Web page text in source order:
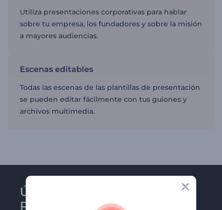
Utiliza presentaciones corporativas para hablar
sobre tu empresa, los fundadores y sobre la misión
a mayores audiencias.
Escenas editables
Todas las escenas de las plantillas de presentación
se pueden editar fácilmente con tus guiones y
archivos multimedia.
Únase al boletín de
Renderforest